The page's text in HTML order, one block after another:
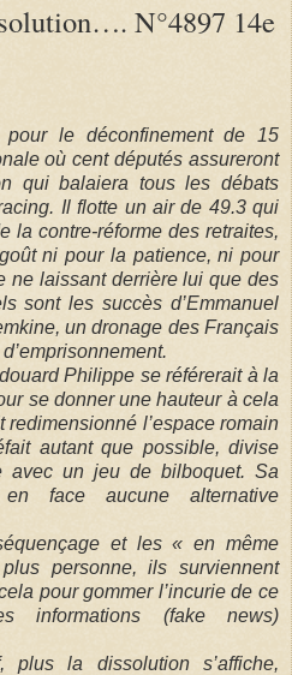
N°4897 14e
pour le déconfinement de 15
où cent députés assureront
qui balaiera tous les débats
Il flotte un air de 49.3 qui
la contre-réforme des retraites,
ni pour la patience, ni pour
ne laissant derrière lui que des
sont les succès d’Emmanuel
un dronage des Français
Philippe se référerait à la
se donner une hauteur à cela
redimensionné l’espace romain
autant que possible, divise
avec un jeu de bilboquet. Sa
face aucune alternative
et les « en même
personne, ils surviennent
pour gommer l’incurie de ce
informations (fake news)
plus la dissolution s’affiche,